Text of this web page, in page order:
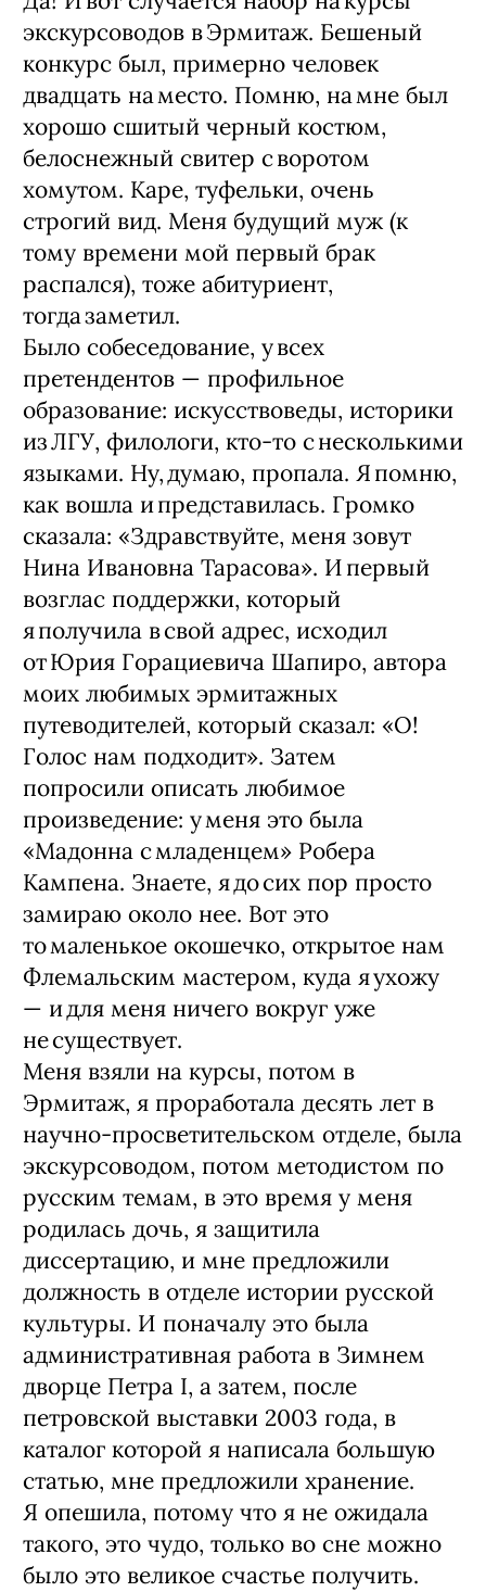
экскурсоводов в Эрмитаж. Бешеный
конкурс был, примерно человек
двадцать на место. Помню, на мне был
хорошо сшитый черный костюм,
белоснежный свитер с воротом
хомутом. Каре, туфельки, очень
строгий вид. Меня будущий муж (к
тому времени мой первый брак
распался), тоже абитуриент,
тогда заметил.
Было собеседование, у всех
претендентов — ​профильное
образование: искусствоведы, историки
из ЛГУ, филологи, кто‑то с несколькими
языками. Ну, думаю, пропала. Я помню,
как вошла и представилась. Громко
сказала: «Здравствуйте, меня зовут
Нина Ивановна Тарасова». И первый
возглас поддержки, который
я получила в свой адрес, исходил
от Юрия Горациевича Шапиро, автора
моих любимых эрмитажных
путеводителей, который сказал: «О!
Голос нам подходит». Затем
попросили описать любимое
произведение: у меня это была
«Мадонна с младенцем» Робера
Кампена. Знаете, я до сих пор просто
замираю около нее. Вот это
то маленькое окошечко, открытое нам
Флемальским мастером, куда я ухожу
— и для меня ничего вокруг уже
не существует.
Меня взяли на курсы, потом в
Эрмитаж, я проработала десять лет в
научно-просветительском отделе, была
экскурсоводом, потом методистом по
русским темам, в это время у меня
родилась дочь, я защитила
диссертацию, и мне предложили
должность в отделе истории русской
культуры. И поначалу это была
административная работа в Зимнем
дворце Петра I, а затем, после
петровской выставки 2003 года, в
каталог которой я написала большую
статью, мне предложили хранение.
Я опешила, потому что я не ожидала
такого, это чудо, только во сне можно
было это великое счастье получить.